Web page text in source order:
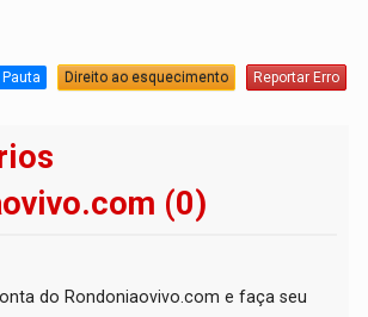
Direito ao esquecimento Reportar Erro
(0)
do Rondoniaovivo.com e faça seu